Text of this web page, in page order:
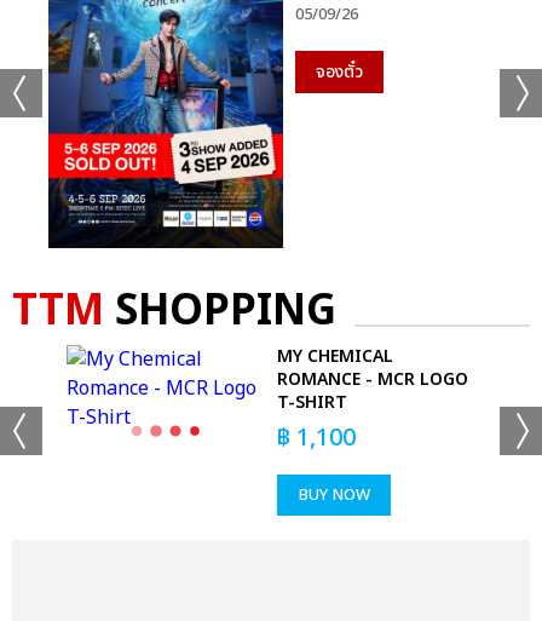
05/09/26
จองตั๋ว
TTM SHOPPING
MY CHEMICAL
ROMANCE - MCR LOGO
T-SHIRT
฿ 1,100
BUY NOW